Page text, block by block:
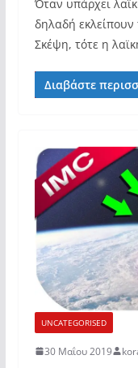
Όταν υπάρχει
δηλαδή
Σκέψη, τότε η
Διαβάστε
UNCATEGORISED
30 Μαΐου 2019